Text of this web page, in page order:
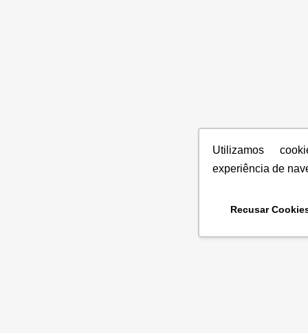
Utilizamos
experiência de
Recusar